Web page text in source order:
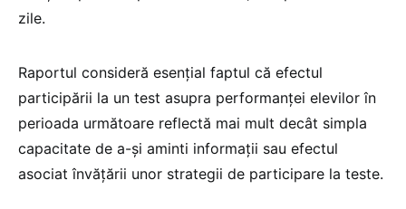
zile.
Raportul consideră esențial faptul că efectul
participării la un test asupra performanței elevilor în
perioada următoare reflectă mai mult decât simpla
capacitate de a-și aminti informații sau efectul
asociat învățării unor strategii de participare la teste.